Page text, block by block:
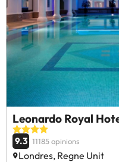
Leonardo Royal
9.3 11185 opinions
Londres, Regne Unit